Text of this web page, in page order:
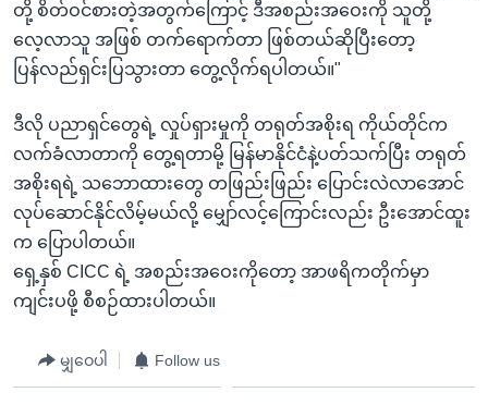
တို့ စိတ်ဝင်စားတဲ့အတွက်ကြောင့် ဒီအစည်းအဝေးကို သူတို့
လေ့လာသူ အဖြစ် တက်ရောက်တာ ဖြစ်တယ်ဆိုပြီးတော့
ပြန်လည်ရှင်းပြသွားတာ တွေ့လိုက်ရပါတယ်။"
ဒီလို ပညာရှင်တွေရဲ့ လှုပ်ရှားမှုကို တရုတ်အစိုးရ ကိုယ်တိုင်က
လက်ခံလာတာကို တွေ့ရတာမို့ မြန်မာနိုင်ငံနဲ့ပတ်သက်ပြီး တရုတ်
အစိုးရရဲ့ သဘောထားတွေ တဖြည်းဖြည်း ပြောင်းလဲလာအောင်
လုပ်ဆောင်နိုင်လိမ့်မယ်လို့ မျှော်လင့်ကြောင်းလည်း ဦးအောင်ထူး
က ပြောပါတယ်။
ရှေ့နှစ် CICC ရဲ့ အစည်းအဝေးကိုတော့ အာဖရိကတိုက်မှာ
ကျင်းပဖို့ စီစဉ်ထားပါတယ်။
မျှဝေပါ Follow us